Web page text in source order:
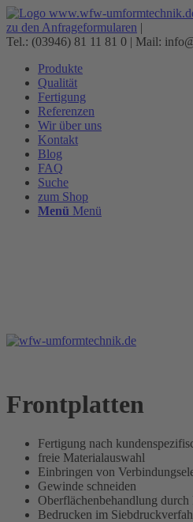
zu den Anfrageformularen |
Tel.: (03946) 81 11 81 0 | Mail:
Produkte
Qualität
Fertigung
Referenzen
Wir über uns
Kontakt
Blog
FAQ
Suche
zum Shop
Menü Menü
Frontplatten
Fertigung nach
freie Materialauswahl
Einbringen von
Gewinde schneiden
Oberflächenbehandlung durch
Bedrucken im